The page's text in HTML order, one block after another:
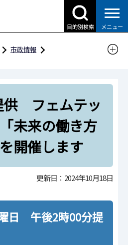
目的別検索 メニュー
市政情報
過去の報道提供資料
和6年10月
フェムテックイベント「未来の
」を開催します
供 フェムテッ
未来の働き方
開催します
更新日：2024年10月18日
日 午後2時00分提